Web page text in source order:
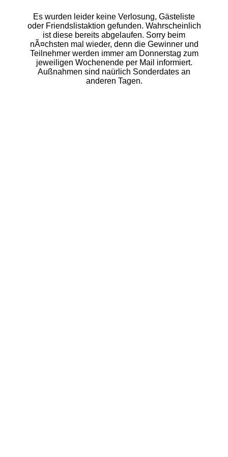
Es wurden leider keine Verlosung, Gästeliste
oder Friendslistaktion gefunden. Wahrscheinlich
ist diese bereits abgelaufen. Sorry beim
nÃ¤chsten mal wieder, denn die Gewinner und
Teilnehmer werden immer am Donnerstag zum
jeweiligen Wochenende per Mail informiert.
Außnahmen sind naürlich Sonderdates an
anderen Tagen.